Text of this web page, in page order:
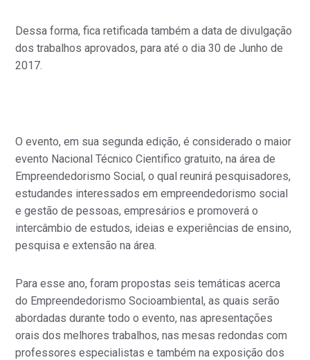
Dessa forma, fica retificada também a data de divulgação
dos trabalhos aprovados, para até o dia 30 de Junho de
2017.
O evento, em sua segunda edição, é considerado o maior
evento Nacional Técnico Cientifico gratuito, na área de
Empreendedorismo Social, o qual reunirá pesquisadores,
estudandes interessados em empreendedorismo social
e gestão de pessoas, empresários e promoverá o
intercâmbio de estudos, ideias e experiências de ensino,
pesquisa e extensão na área.
Para esse ano, foram propostas seis temáticas acerca
do Empreendedorismo Socioambiental, as quais serão
abordadas durante todo o evento, nas apresentações
orais dos melhores trabalhos, nas mesas redondas com
professores especialistas e também na exposição dos